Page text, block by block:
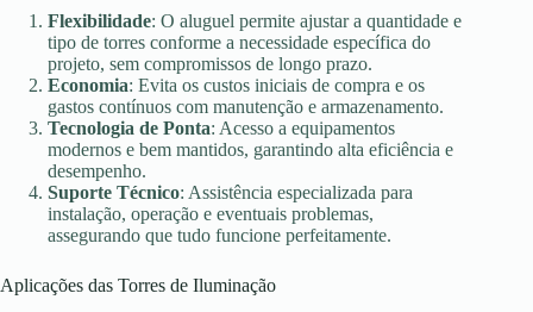
Flexibilidade: O aluguel permite ajustar a quantidade e
tipo de torres conforme a necessidade específica do
projeto, sem compromissos de longo prazo.
Economia: Evita os custos iniciais de compra e os
gastos contínuos com manutenção e armazenamento.
Tecnologia de Ponta: Acesso a equipamentos
modernos e bem mantidos, garantindo alta eficiência e
desempenho.
Suporte Técnico: Assistência especializada para
instalação, operação e eventuais problemas,
assegurando que tudo funcione perfeitamente.
Aplicações das Torres de Iluminação